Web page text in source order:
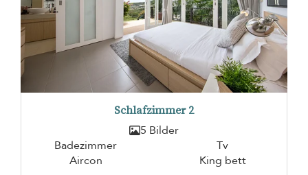
Schlafzimmer 2
5 Bilder
Badezimmer
Tv
Aircon
King bett